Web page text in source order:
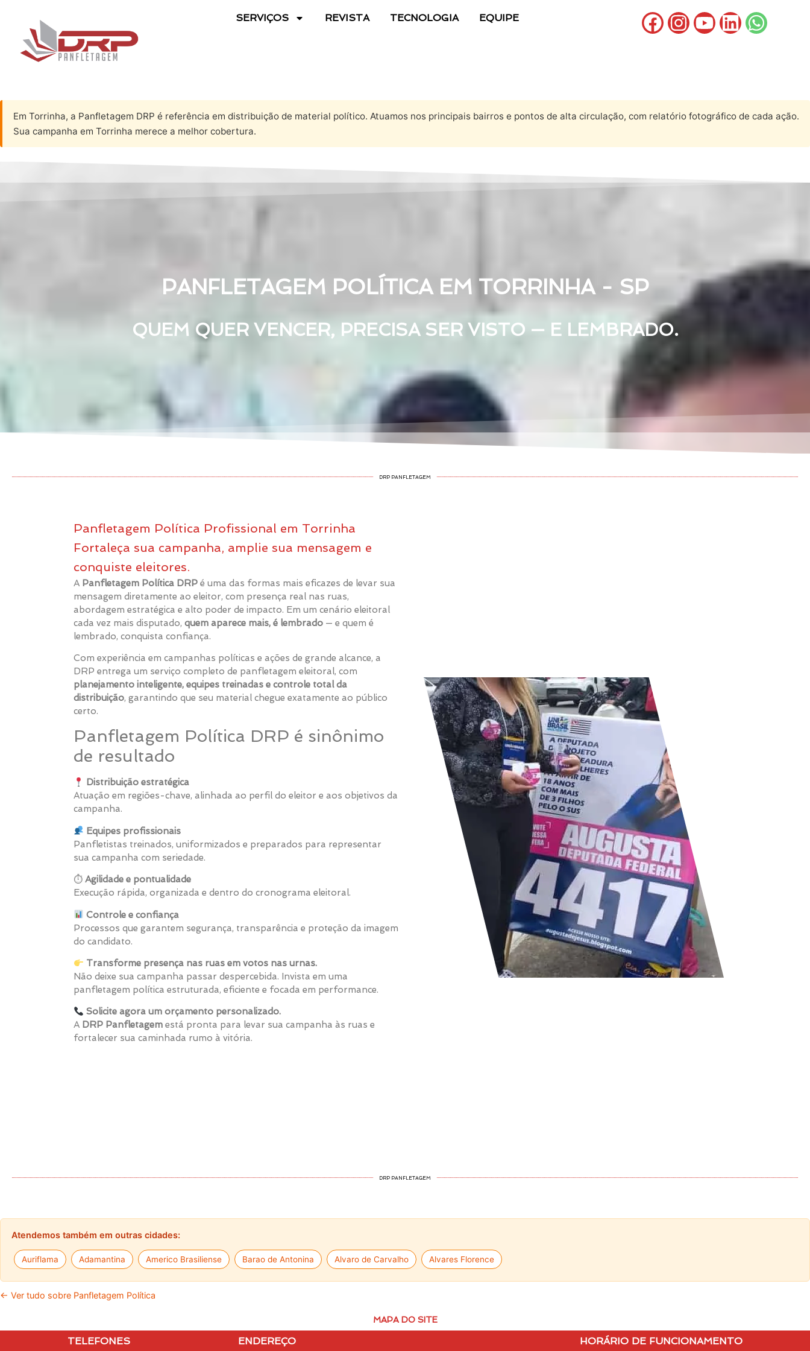
SERVIÇOS REVISTA TECNOLOGIA EQUIPE
Em Torrinha, a Panfletagem DRP é referência em distribuição de material político. Atuamos nos principais bairros e pontos de alta circulação, com relatório fotográfico de cada ação.
Sua campanha em Torrinha merece a melhor cobertura.
PANFLETAGEM POLÍTICA EM TORRINHA - SP
QUEM QUER VENCER, PRECISA SER VISTO — E LEMBRADO.
DRP PANFLETAGEM
Panfletagem Política Profissional em Torrinha
Fortaleça sua campanha, amplie sua mensagem e
conquiste eleitores.
A Panfletagem Política DRP é uma das formas mais eficazes de levar sua
mensagem diretamente ao eleitor, com presença real nas ruas,
abordagem estratégica e alto poder de impacto. Em um cenário eleitoral
cada vez mais disputado, quem aparece mais, é lembrado — e quem é
lembrado, conquista confiança.
Com experiência em campanhas políticas e ações de grande alcance, a
DRP entrega um serviço completo de panfletagem eleitoral, com
planejamento inteligente, equipes treinadas e controle total da
distribuição, garantindo que seu material chegue exatamente ao público
certo.
Panfletagem Política DRP é sinônimo
de resultado
Distribuição estratégica
Atuação em regiões-chave, alinhada ao perfil do eleitor e aos objetivos da
campanha.
Equipes profissionais
Panfletistas treinados, uniformizados e preparados para representar
sua campanha com seriedade.
⏱ Agilidade e pontualidade
Execução rápida, organizada e dentro do cronograma eleitoral.
Controle e confiança
Processos que garantem segurança, transparência e proteção da imagem
do candidato.
Transforme presença nas ruas em votos nas urnas.
Não deixe sua campanha passar despercebida. Invista em uma
panfletagem política estruturada, eficiente e focada em performance.
Solicite agora um orçamento personalizado.
A DRP Panfletagem está pronta para levar sua campanha às ruas e
fortalecer sua caminhada rumo à vitória.
DRP PANFLETAGEM
Atendemos também em outras cidades:
Auriflama Adamantina Americo Brasiliense Barao de Antonina Alvaro de Carvalho Alvares Florence
← Ver tudo sobre Panfletagem Política
MAPA DO SITE
TELEFONES ENDEREÇO HORÁRIO DE FUNCIONAMENTO